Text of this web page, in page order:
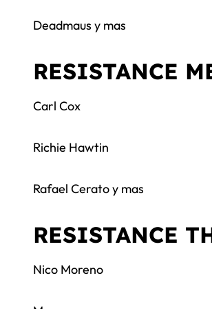
Deadmaus y mas
RESISTANCE
Carl Cox
Richie Hawtin
Rafael Cerato y mas
RESISTANCE
Nico Moreno